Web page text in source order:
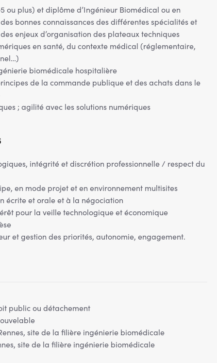
ou plus) et diplôme d’Ingénieur Biomédical ou en
bonnes connaissances des différentes spécialités et
enjeux d’organisation des plateaux techniques
en santé, du contexte médical (réglementaire,
biomédicale hospitalière
de la commande publique et des achats dans le
; agilité avec les solutions numériques
intégrité et discrétion professionnelle / respect du
en mode projet et en environnement multisites
écrite et orale et à la négociation
pour la veille technologique et économique
et gestion des priorités, autonomie, engagement.
public ou détachement
site de la filière ingénierie biomédicale
site de la filière ingénierie biomédicale